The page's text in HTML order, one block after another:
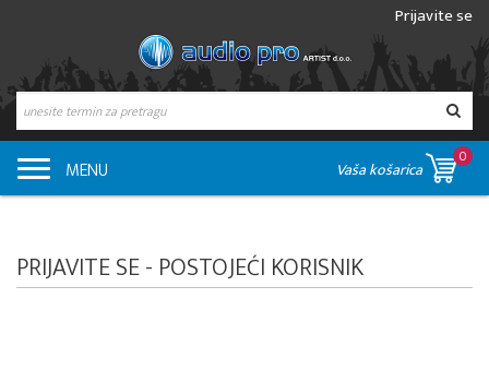
Prijavite se
MENU Vaša košarica
0
PRIJAVITE SE - POSTOJEĆI KORISNIK